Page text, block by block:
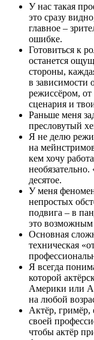
У нас такая
это сразу
главное –
ошибке.
Готовиться к
останется
стороны,
в зависимости
режиссёром,
сценария и
Раньше меня
пресловутый
Я не делю
на
кем хочу
десятое.
У меня
непростых
подвига – в
это возможным
Основная
техническая
Я всегда
которой
Америки или
на любой
Актёр, гримёр,
своей
чтобы актёр